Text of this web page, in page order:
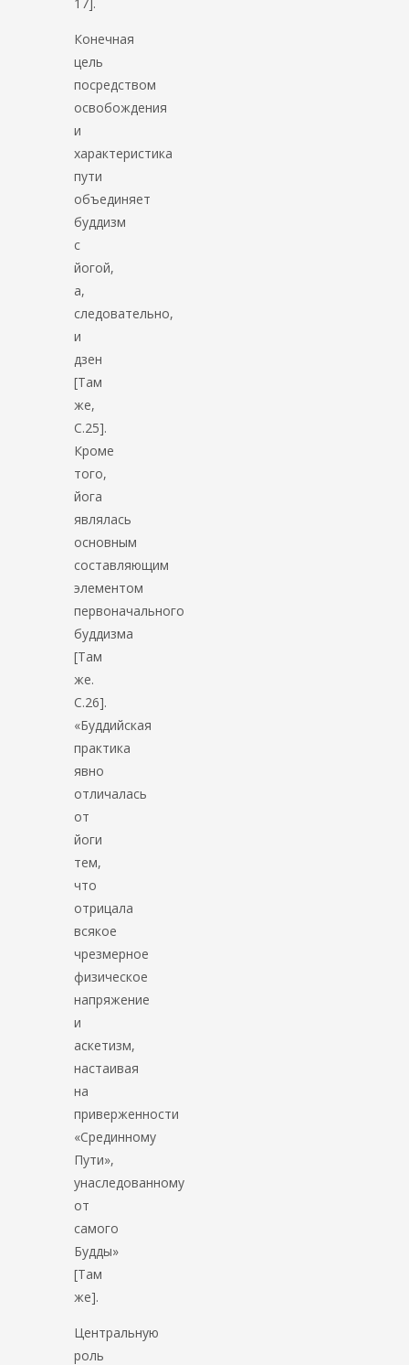
Конечная
цель
посредством
освобождения
и
характеристика
пути
объединяет
буддизм
с
йогой,
а,
следовательно,
и
дзен
[Там
же,
С.25].
Кроме
того,
йога
являлась
основным
составляющим
элементом
первоначального
буддизма
[Там
же.
С.26].
«Буддийская
практика
явно
отличалась
от
йоги
тем,
что
отрицала
всякое
чрезмерное
физическое
напряжение
и
аскетизм,
настаивая
на
приверженности
«Срединному
Пути»,
унаследованному
от
самого
Будды»
[Там
же].
Центральную
роль